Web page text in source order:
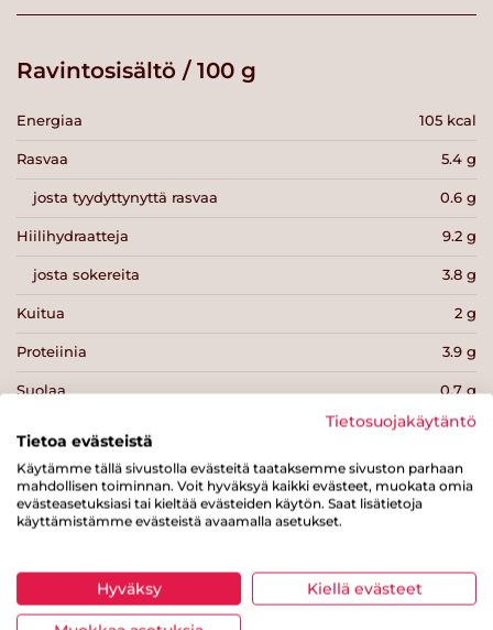
Ravintosisältö / 100 g
Energiaa 105 kcal
Rasvaa 5.4 g
josta tyydyttynyttä rasvaa 0.6 g
Hiilihydraatteja 9.2 g
josta sokereita 3.8 g
Kuitua 2 g
Proteiinia 3.9 g
Suolaa 0.7 g
Tulosta sivu Jaa tuote
Tietosuojakäytäntö
Tietoa evästeistä
Käytämme tällä sivustolla evästeitä taataksemme sivuston parhaan
mahdollisen toiminnan. Voit hyväksyä kaikki evästeet, muokata omia
evästeasetuksiasi tai kieltää evästeiden käytön. Saat lisätietoja
käyttämistämme evästeistä avaamalla asetukset.
Hyväksy Kiellä evästeet